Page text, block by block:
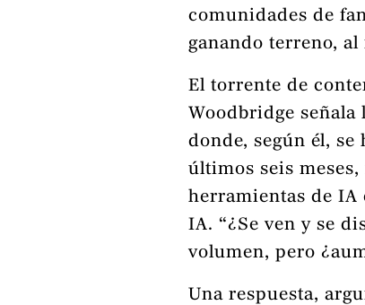
comunidades de
ganando terreno,
El torrente de
Woodbridge
donde, según él,
últimos seis
herramientas de IA
IA. “¿Se ven y se
volumen, pero
Una respuesta,